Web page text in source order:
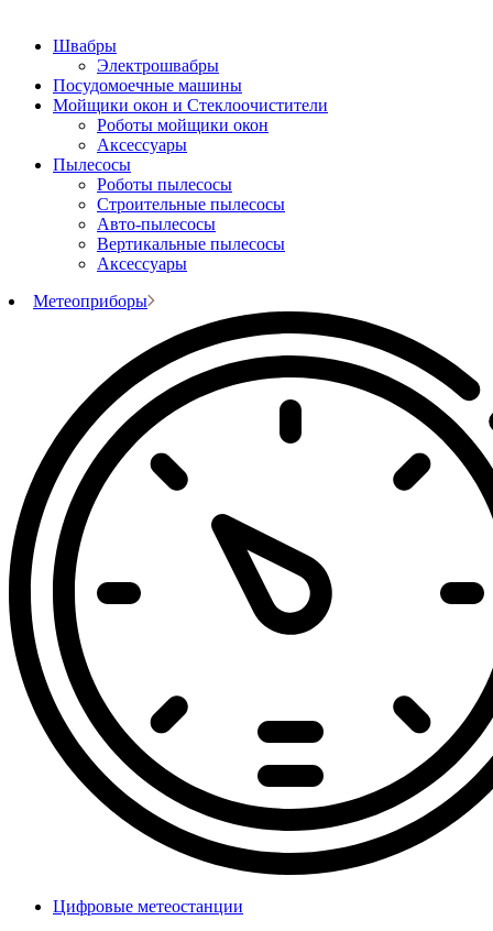
Швабры
Электрошвабры
Посудомоечные машины
Мойщики окон и Стеклоочистители
Роботы мойщики окон
Аксессуары
Пылесосы
Роботы пылесосы
Строительные пылесосы
Авто-пылесосы
Вертикальные пылесосы
Аксессуары
Метеоприборы
Цифровые метеостанции